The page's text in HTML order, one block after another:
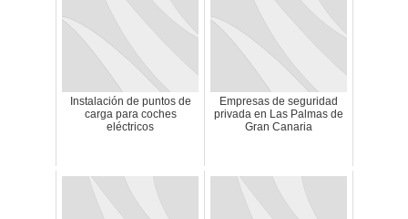
Instalación de puntos de
carga para coches
eléctricos
Empresas de seguridad
privada en Las Palmas de
Gran Canaria